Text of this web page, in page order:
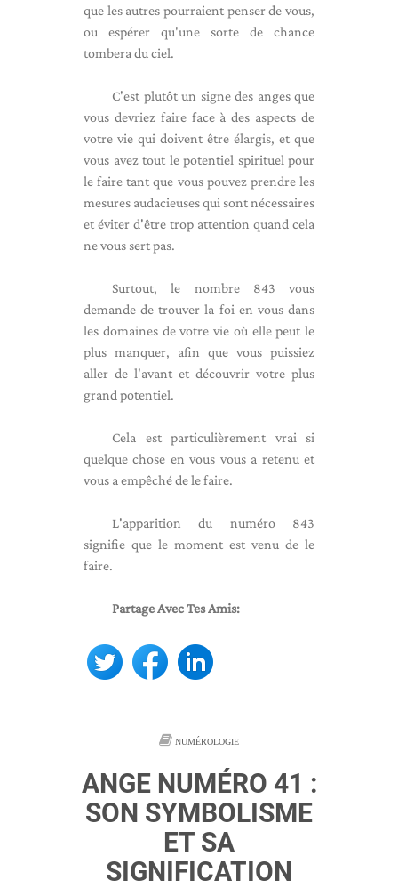
que les autres pourraient penser de vous,
ou espérer qu'une sorte de chance
tombera du ciel.
C'est plutôt un signe des anges que
vous devriez faire face à des aspects de
votre vie qui doivent être élargis, et que
vous avez tout le potentiel spirituel pour
le faire tant que vous pouvez prendre les
mesures audacieuses qui sont nécessaires
et éviter d'être trop attention quand cela
ne vous sert pas.
Surtout, le nombre 843 vous
demande de trouver la foi en vous dans
les domaines de votre vie où elle peut le
plus manquer, afin que vous puissiez
aller de l'avant et découvrir votre plus
grand potentiel.
Cela est particulièrement vrai si
quelque chose en vous vous a retenu et
vous a empêché de le faire.
L'apparition du numéro 843
signifie que le moment est venu de le
faire.
Partage Avec Tes Amis:
NUMÉROLOGIE
ANGE NUMÉRO 41 :
SON SYMBOLISME
ET SA
SIGNIFICATION